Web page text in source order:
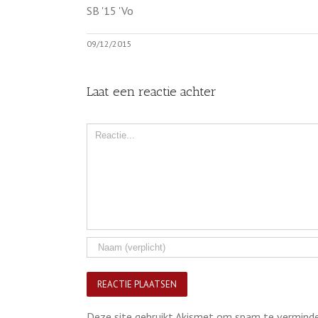
SB '15 'Vo
09/12/2015
Laat een reactie achter
Comment